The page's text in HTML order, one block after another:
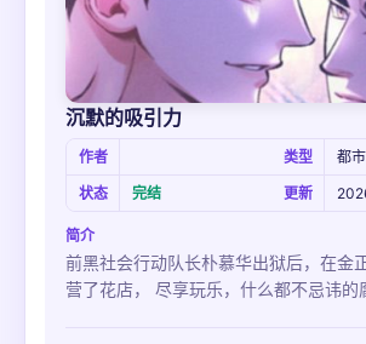
沉默的吸引力
作者 类型
都
状态
完结 更新
简介
前黑社会行动队长朴慕华出狱后，在金
营了花店， 尽享玩乐，什么都不忌讳的